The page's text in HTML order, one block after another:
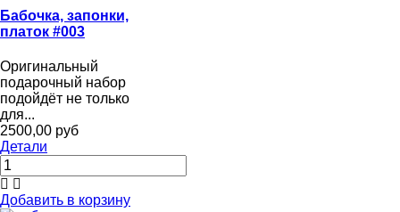
Бабочка, запонки,
платок #003
Оригинальный
подарочный набор
подойдёт не только
для...
2500,00 руб
Детали
Добавить в корзину